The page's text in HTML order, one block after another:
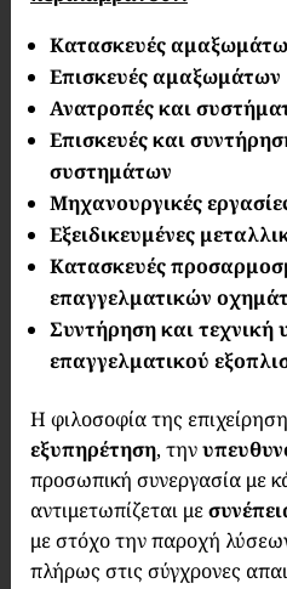
Κατασκευές
Επισκευές αμαξωμάτων
Ανατροπές και
Επισκευές και
συστημάτων
Μηχανουργικές
Εξειδικευμένες
Κατασκευές
επαγγελματικών
Συντήρηση και τεχνική
επαγγελματικού
Η φιλοσοφία της
εξυπηρέτηση, την
προσωπική συνεργασία με
αντιμετωπίζεται με
με στόχο την παροχή
πλήρως στις σύγχρονες